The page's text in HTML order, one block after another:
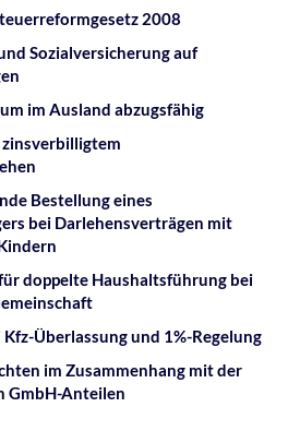
2008
Sozialversicherung auf
im Ausland abzugsfähig
zinsverbilligtem
Bestellung eines
bei Darlehensverträgen mit
doppelte Haushaltsführung bei
Überlassung und 1%-Regelung
im Zusammenhang mit der
GmbH-Anteilen